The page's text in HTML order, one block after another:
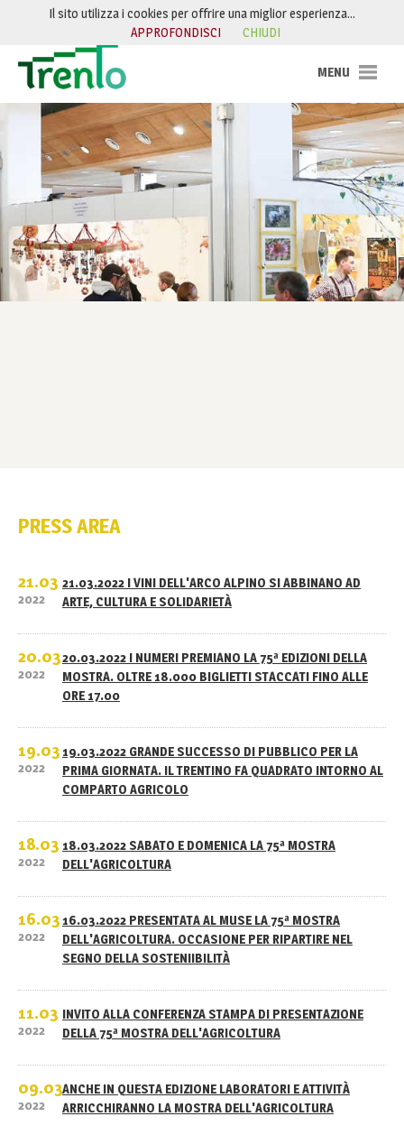
Salta al contenuto
PRESS AREA
21.03
2022
21.03.2022 I VINI DELL'ARCO ALPINO SI ABBINANO AD
ARTE, CULTURA E SOLIDARIETÀ
20.03
2022
20.03.2022 I NUMERI PREMIANO LA 75ª EDIZIONI DELLA
MOSTRA. OLTRE 18.000 BIGLIETTI STACCATI FINO ALLE
ORE 17.00
19.03
2022
19.03.2022 GRANDE SUCCESSO DI PUBBLICO PER LA
PRIMA GIORNATA. IL TRENTINO FA QUADRATO INTORNO AL
COMPARTO AGRICOLO
18.03
2022
18.03.2022 SABATO E DOMENICA LA 75ª MOSTRA
DELL'AGRICOLTURA
16.03
2022
16.03.2022 PRESENTATA AL MUSE LA 75ª MOSTRA
DELL'AGRICOLTURA. OCCASIONE PER RIPARTIRE NEL
SEGNO DELLA SOSTENIIBILITÀ
11.03
2022
INVITO ALLA CONFERENZA STAMPA DI PRESENTAZIONE
DELLA 75ª MOSTRA DELL'AGRICOLTURA
09.03
2022
ANCHE IN QUESTA EDIZIONE LABORATORI E ATTIVITÀ
ARRICCHIRANNO LA MOSTRA DELL'AGRICOLTURA
Il sito utilizza i cookies per offrire una miglior esperienza…
APPROFONDISCI
CHIUDI